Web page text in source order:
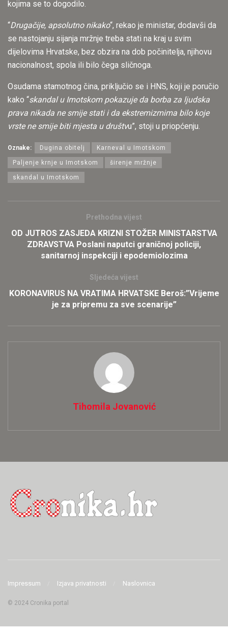
kojima se to dogodilo.
“Drugačije, apsolutno nikako“, rekao je ministar, dodavši da
se nastojanju sijanja mržnje treba stati na kraj u svim
dijelovima Hrvatske, bez obzira na dob počinitelja, njihovu
nacionalnost, spola ili bilo čega sličnoga.
Osudama stamotnog čina, priključio se i HNS, koji je poručio
kako “skandal u Imotskom pokazuje da borba za ljudska
prava nikada ne smije stati i da ekstremizmima bilo koje
vrste ne smije biti mjesta u društvu”, stoji u priopćenju.
Oznake: Dugina obitelj Karneval u Imotskom
Paljenje krnje u Imotskom širenje mržnje
skandal u Imotskom
Prethodna vijest
OD JUTROS ZASJEDA KRIZNI STOŽER MINISTARSTVA
ZDRAVSTVA Poslani naputci graničnoj policiji,
sanitarnoj inspekciji i epodemiolozima
Sljedeća vijest
KORONAVIRUS NA VRATIMA HRVATSKE Beroš:”Vrijeme
je za pripremu za sve scenarije”
Tihomila Jovanović
Impressum Izjava privatnosti Naslovnica
© 2024 Cronika portal